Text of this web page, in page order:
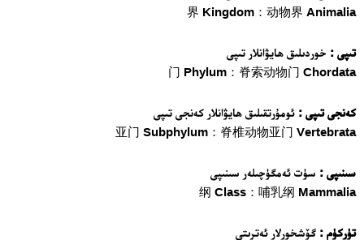
界 Kingdom：动物界 Animalia
تىپى : خوردىلىق ھايۋانلار تىپى
门 Phylum：脊索动物门 Chordata
كەنجى تىپى : ئومۇرتقىلىق ھايۋانلار كەنجى تىپى
亚门 Subphylum：脊椎动物亚门 Vertebrata
سىنىپى : سۈت ئەمگۈچىلەر سىنىپى
纲 Class：哺乳纲 Mammalia
تۈركۈم : گۆشخورلار ئەترىتى